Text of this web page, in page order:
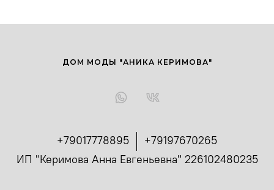
+79017778895
+79197670265
ИП "Керимова Анна Евгеньевна" 226102480235
ДОМ МОДЫ "АНИКА КЕРИМОВА"